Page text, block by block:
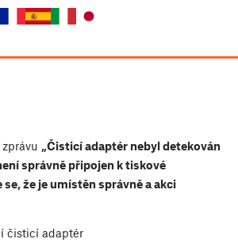
„Čisticí adaptér nebyl detekován
správně připojen k tiskové
že je umístěn správně a akci
čisticí adaptér